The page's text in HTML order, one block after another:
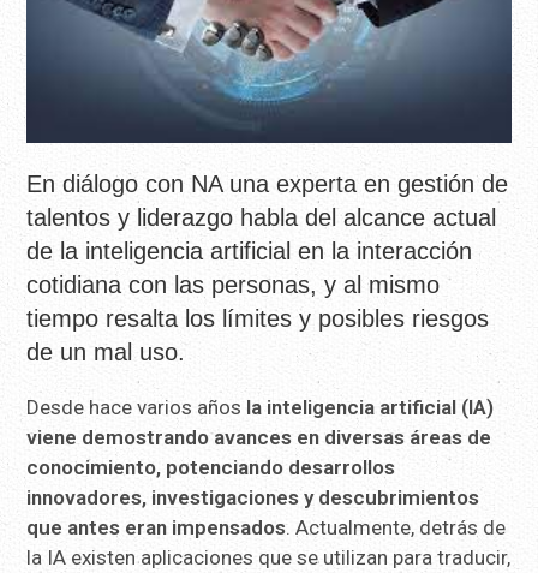
En diálogo con NA una experta en gestión de
talentos y liderazgo habla del alcance actual
de la inteligencia artificial en la interacción
cotidiana con las personas, y al mismo
tiempo resalta los límites y posibles riesgos
de un mal uso.
Desde hace varios años la inteligencia artificial (IA)
viene demostrando avances en diversas áreas de
conocimiento, potenciando desarrollos
innovadores, investigaciones y descubrimientos
que antes eran impensados. Actualmente, detrás de
la IA existen aplicaciones que se utilizan para traducir,